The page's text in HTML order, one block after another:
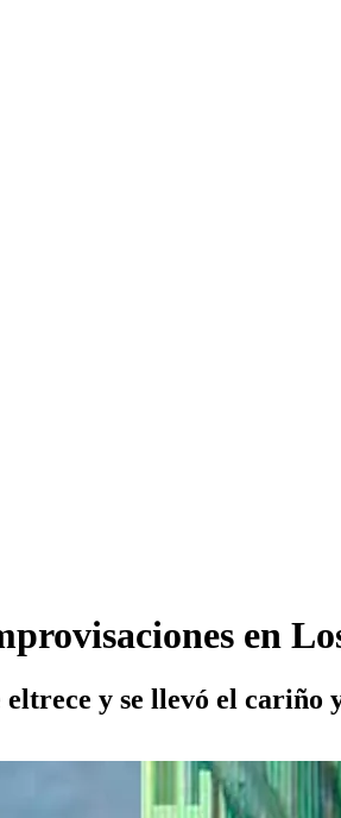
en
y se llevó el cariño